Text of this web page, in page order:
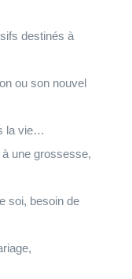
destinés à
ou son nouvel
la vie…
une grossesse,
soi, besoin de